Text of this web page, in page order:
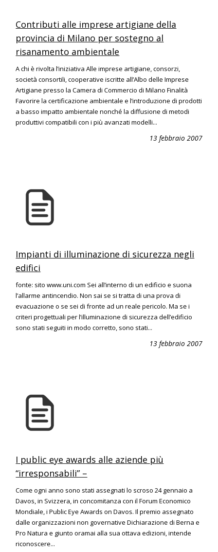
Contributi alle imprese artigiane della
provincia di Milano per sostegno al
risanamento ambientale
A chi è rivolta l’iniziativa Alle imprese artigiane, consorzi,
società consortili, cooperative iscritte all’Albo delle Imprese
Artigiane presso la Camera di Commercio di Milano Finalità
Favorire la certificazione ambientale e l’introduzione di prodotti
a basso impatto ambientale nonché la diffusione di metodi
produttivi compatibili con i più avanzati modelli...
13 febbraio 2007
Impianti di illuminazione di sicurezza negli
edifici
fonte: sito www.uni.com Sei all’interno di un edificio e suona
l’allarme antincendio. Non sai se si tratta di una prova di
evacuazione o se sei di fronte ad un reale pericolo. Ma se i
criteri progettuali per l’illuminazione di sicurezza dell’edificio
sono stati seguiti in modo corretto, sono stati...
13 febbraio 2007
I public eye awards alle aziende più
“irresponsabili” –
Come ogni anno sono stati assegnati lo scroso 24 gennaio a
Davos, in Svizzera, in concomitanza con il Forum Economico
Mondiale, i Public Eye Awards on Davos. Il premio assegnato
dalle organizzazioni non governative Dichiarazione di Berna e
Pro Natura e giunto oramai alla sua ottava edizioni, intende
riconoscere...